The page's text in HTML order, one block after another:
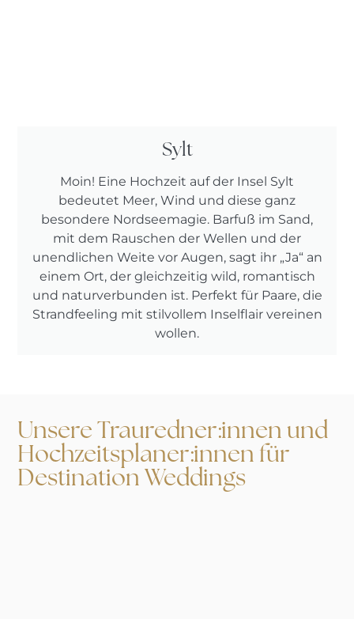
Sylt
Moin! Eine Hochzeit auf der Insel Sylt
bedeutet Meer, Wind und diese ganz
besondere Nordseemagie. Barfuß im Sand,
mit dem Rauschen der Wellen und der
unendlichen Weite vor Augen, sagt ihr „Ja“ an
einem Ort, der gleichzeitig wild, romantisch
und naturverbunden ist. Perfekt für Paare, die
Strandfeeling mit stilvollem Inselflair vereinen
wollen.
Unsere Trauredner:innen und
Hochzeitsplaner:innen für
Destination Weddings